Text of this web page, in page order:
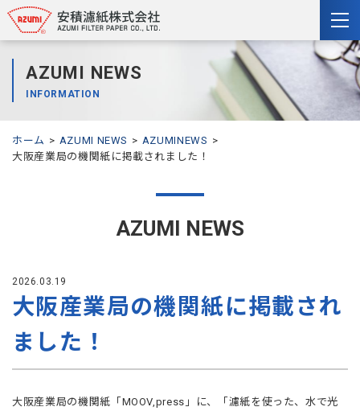
AZUMI NEWS
INFORMATION
ホーム AZUMI NEWS
AZUMINEWS
大阪産業局の機関紙に掲載されました！
AZUMI NEWS
2026.03.19
大阪産業局の機関紙に掲載され
ました！
大阪産業局の機関紙「MOOV,press」に、「濾紙を使った、水で光